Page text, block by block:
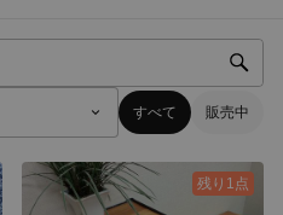
すべて 販売中
残り1点